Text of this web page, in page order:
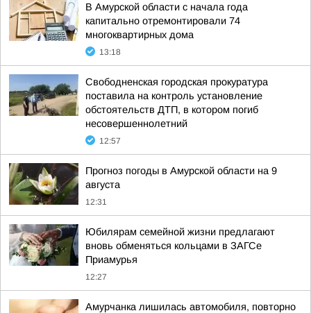
В Амурской области с начала года
капитально отремонтировали 74
многоквартирных дома
13:18
Свободненская городская прокуратура
поставила на контроль установление
обстоятельств ДТП, в котором погиб
несовершеннолетний
12:57
Прогноз погоды в Амурской области на 9
августа
12:31
Юбилярам семейной жизни предлагают
вновь обменяться кольцами в ЗАГСе
Приамурья
12:27
Амурчанка лишилась автомобиля, повторно